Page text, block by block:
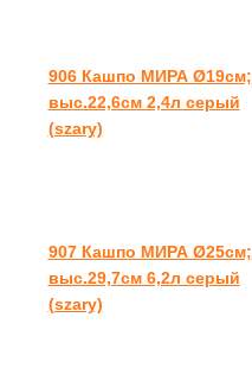
906 Кашпо МИРА Ø19см;
выс.22,6см 2,4л серый
(szary)
907 Кашпо МИРА Ø25см;
выс.29,7см 6,2л серый
(szary)